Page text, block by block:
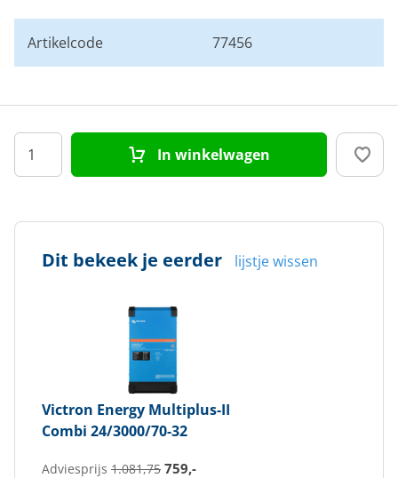
Artikelcode 77456
In winkelwagen
Dit bekeek je eerder lijstje wissen
Victron Energy Multiplus-II
Combi 24/3000/70-32
Adviesprijs 1.081,75 759,-